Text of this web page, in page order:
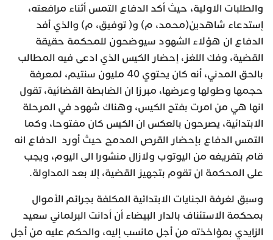
والطلبات الاولية، حيث أكد الدفاع التمس أثناء مرافعته،
إستدعاء شاهدين(محمد، م) و( توفيق، م) والذي أفد
الدفاع ان هؤلاء الشهود سيوضحون للمحكمة حقيقة
القضية، وفك اللغز، إحضار الكيس الذي ادعى فيه المطالب
بالحق المدني، أنه كان يحتوي 40 مليون سنتيم، لمعرفة
حجمها وطولها وعرضها، مبرزا ان الضابطة القضائية، تقول
انها هي من امرت بفتح الكيس، وهناك شهود في المرحلة
الابتدائية، يصرحون بالعكس ان الكيس كان مفتوحا، وكما
التمس الدفاع بإحضار القرص المدمج حيث أورد الدفاع انه
قام بتفريغه من اليوتوب ولازال منشورا الى اليوم، ويجب
على المحكمة ان تقوم بتجهيز القضية، إلا بعد المداولة.
وسبق لغرفة الجنايات الابتدائية المكلفة بجرائم الأموال
بمحكمة الاستئناف بالدار البيضاء أن أدانت البرلماني سعيد
الزايدي بمؤاخذته من أجل مانسب إليه، والحكم عليه من أجل